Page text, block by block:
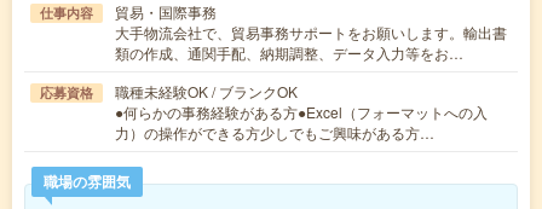
仕事内容
貿易・国際事務
大手物流会社で、貿易事務サポートをお願いします。輸出書
類の作成、通関手配、納期調整、データ入力等をお…
応募資格
職種未経験OK / ブランクOK
●何らかの事務経験がある方●Excel（フォーマットへの入
力）の操作ができる方少しでもご興味がある方…
職場の雰囲気